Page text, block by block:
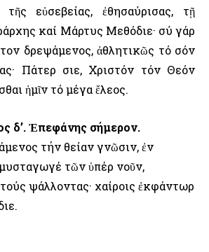
εὐσεβείας, ἐθησαύρισας, τῇ
καί Μάρτυς Μεθόδιε· σύ γάρ
δρεψάμενος, ἀθλητικῶς τό σόν
Πάτερ Ὅσιε, Χριστόν τόν Θεόν
ἡμῖν τό μέγα ἔλεος.
δ’. Ἐπεφάνης σήμερον.
τήν θείαν γνῶσιν, ἐν
τῶν ὑπέρ νοῦν,
ψάλλοντας· χαίροις ἐκφάντωρ